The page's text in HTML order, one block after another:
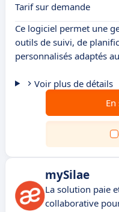
Tarif sur demande
Ce logiciel permet une
outils de suivi, de
personnalisés adaptés
Voir plus de détails
mySilae
La solution paie
collaborative